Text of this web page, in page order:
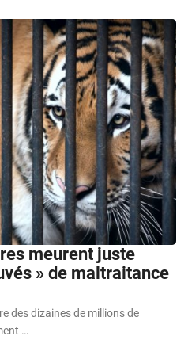
meurent juste
» de maltraitance
des dizaines de millions de
…